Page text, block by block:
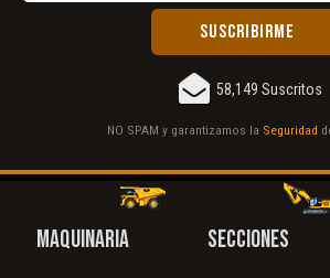
58,149 Suscritos
NO SPAM y garantizamos la Seguridad
MAQUINARIA
SECCIONES